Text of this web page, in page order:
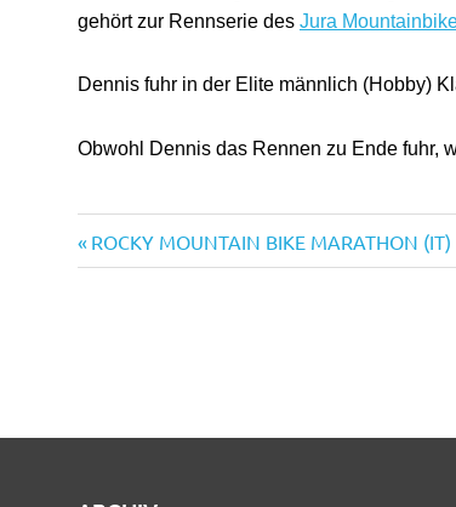
gehört zur Rennserie des Jura
Dennis fuhr in der Elite männlich (Hobby)
Obwohl Dennis das Rennen zu Ende fuhr,
Beitragsnavigation
Vorheriger
Beitrag:
ROCKY MOUNTAIN BIKE MARATHON